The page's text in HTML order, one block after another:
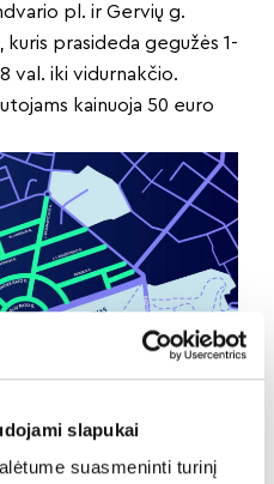
slapukai
suasmeninti turinį
pl. ir Gervių g.
prasideda gegužės 1-
val. iki vidurnakčio.
kainuoja 50 euro